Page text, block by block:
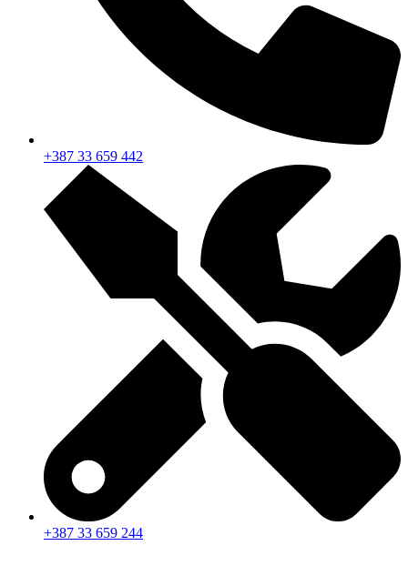
+387 33 659 442
+387 33 659 244